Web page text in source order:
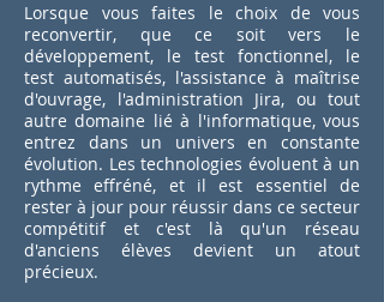
Lorsque vous faites le choix de vous
reconvertir, que ce soit vers le
développement, le test fonctionnel, le
test automatisés, l'assistance à maîtrise
d'ouvrage, l'administration Jira, ou tout
autre domaine lié à l'informatique, vous
entrez dans un univers en constante
évolution. Les technologies évoluent à un
rythme effréné, et il est essentiel de
rester à jour pour réussir dans ce secteur
compétitif et c'est là qu'un réseau
d'anciens élèves devient un atout
précieux.